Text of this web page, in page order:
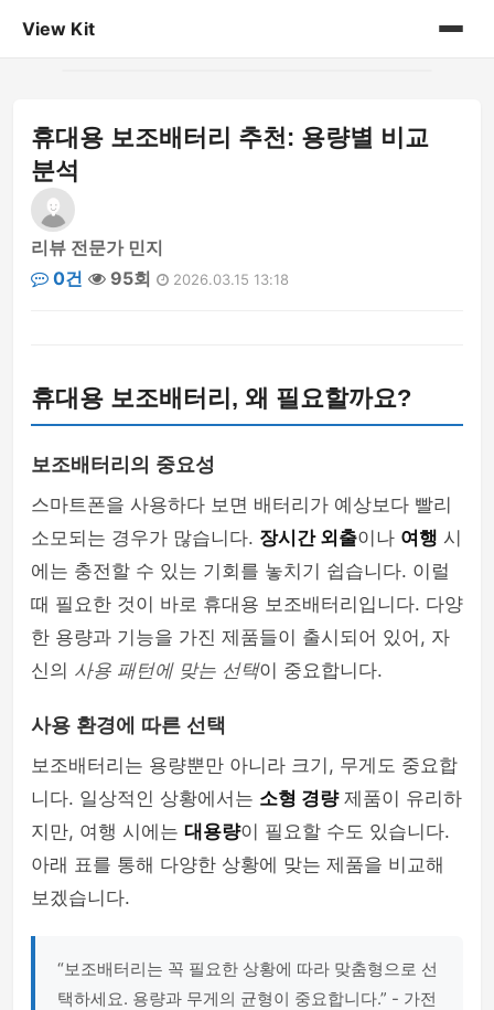
View Kit
게시판
휴대용 보조배터리 추천: 용량별 비교
분석
리뷰 전문가 민지
0건
95회 2026.03.15 13:18
휴대용 보조배터리, 왜 필요할까요?
보조배터리의 중요성
스마트폰을 사용하다 보면 배터리가 예상보다 빨리
소모되는 경우가 많습니다. 장시간 외출이나 여행 시
에는 충전할 수 있는 기회를 놓치기 쉽습니다. 이럴
때 필요한 것이 바로 휴대용 보조배터리입니다. 다양
한 용량과 기능을 가진 제품들이 출시되어 있어, 자
신의 사용 패턴에 맞는 선택이 중요합니다.
사용 환경에 따른 선택
보조배터리는 용량뿐만 아니라 크기, 무게도 중요합
니다. 일상적인 상황에서는 소형 경량제품이 유리하
지만, 여행 시에는 대용량이 필요할 수도 있습니다.
아래 표를 통해 다양한 상황에 맞는 제품을 비교해
보겠습니다.
“보조배터리는 꼭 필요한 상황에 따라 맞춤형으로 선
택하세요. 용량과 무게의 균형이 중요합니다.” - 가전